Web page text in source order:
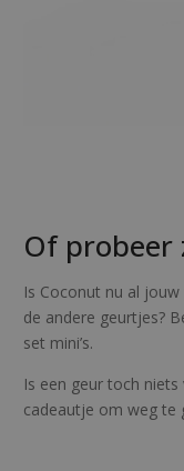
Of probeer
Is Coconut nu al
de andere geurtjes?
set mini’s.
Is een geur toch
cadeautje om weg te